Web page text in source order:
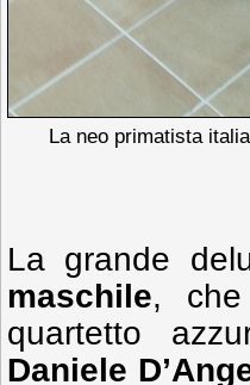
La neo primatista
La grande
maschile,
quartetto
Daniele